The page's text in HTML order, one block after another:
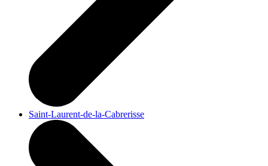
Saint-Laurent-de-la-Cabrerisse